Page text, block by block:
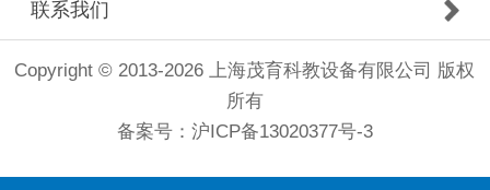
联系我们
Copyright © 2013-2026 上海茂育科教设备有限公司 版权
所有
备案号： 沪ICP备13020377号-3